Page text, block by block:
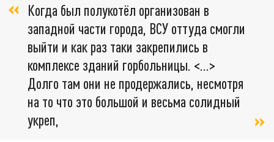
Когда был полукотёл организован в
западной части города, ВСУ оттуда смогли
выйти и как раз таки закрепились в
комплексе зданий горбольницы. <…>
Долго там они не продержались, несмотря
на то что это большой и весьма солидный
укреп,